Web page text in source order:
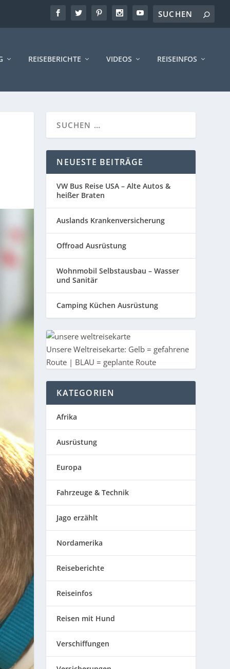
REISEBERICHTE VIDEOS REISEINFOS
NEUESTE BEITRÄGE
VW Bus Reise USA – Alte Autos &
heißer Braten
Auslands Krankenversicherung
Offroad Ausrüstung
Wohnmobil Selbstausbau – Wasser
und Sanitär
Camping Küchen Ausrüstung
Unsere Weltreisekarte: Gelb = gefahrene
Route | BLAU = geplante Route
KATEGORIEN
Afrika
Ausrüstung
Europa
Fahrzeuge & Technik
Jago erzählt
Nordamerika
Reiseberichte
Reiseinfos
Reisen mit Hund
Verschiffungen